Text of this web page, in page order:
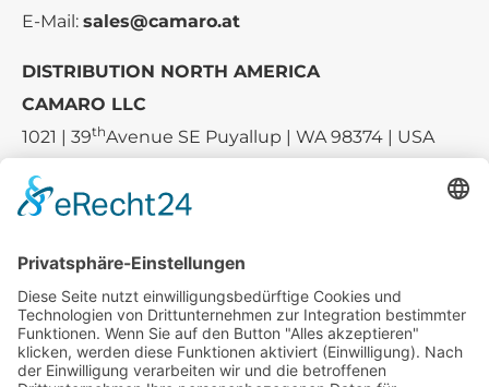
E-Mail: sales@camaro.at
DISTRIBUTION NORTH AMERICA
CAMARO LLC
1021 | 39thAvenue SE Puyallup | WA 98374 | USA
Tel.:+1 253-867-57 35
Unternehmen
Service